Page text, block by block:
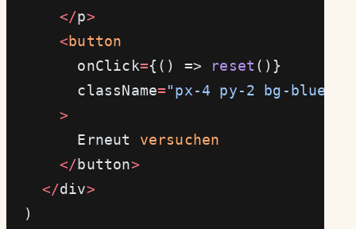
      </
p>
      <
button
        onClick
={() => reset ()}
        className
="px-4 py-2 bg-blue-
      >
        Erneut
versuchen
      </
button>
    </
div>
  )